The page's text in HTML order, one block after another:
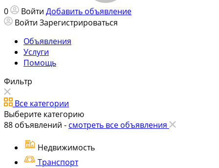
0 Войти Добавить объявление
Войти Зарегистрироваться
Объявления
Услуги
Помощь
Фильтр
Все категории
Выберите категорию
88 объявлений - смотреть все объявления
Недвижимость
Транспорт